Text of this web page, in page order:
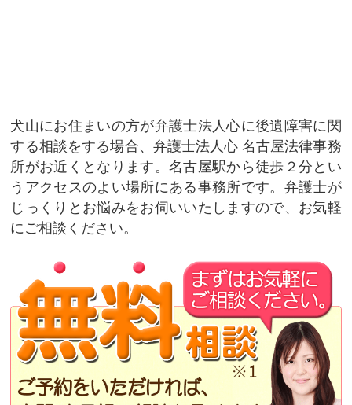
犬山にお住まいの方が弁護士法人心に後遺障害に関
する相談をする場合、弁護士法人心 名古屋法律事務
所がお近くとなります。名古屋駅から徒歩２分とい
うアクセスのよい場所にある事務所です。弁護士が
じっくりとお悩みをお伺いいたしますので、お気軽
にご相談ください。